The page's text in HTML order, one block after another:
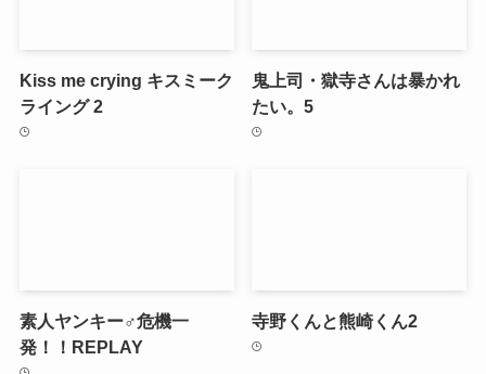
Kiss me crying キスミーク
ライング 2
鬼上司・獄寺さんは暴かれ
たい。5
素人ヤンキー♂危機一
発！！REPLAY
寺野くんと熊崎くん2